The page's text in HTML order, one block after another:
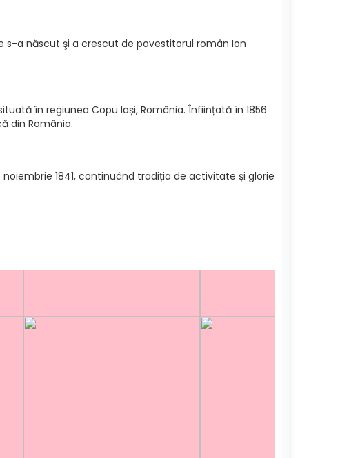
s-a născut şi a crescut de povestitorul român Ion
în regiunea Copu Iași, România. Înființată în 1856
din România.
1841, continuând tradiția de activitate și glorie